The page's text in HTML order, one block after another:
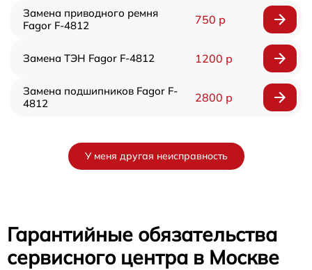
Замена приводного ремня
Fagor F-4812
750 р
Замена ТЭН Fagor F-4812 1200 р
Замена подшипников Fagor F-
4812
2800 р
У меня другая неисправность
Гарантийные обязательства
сервисного центра в Москве